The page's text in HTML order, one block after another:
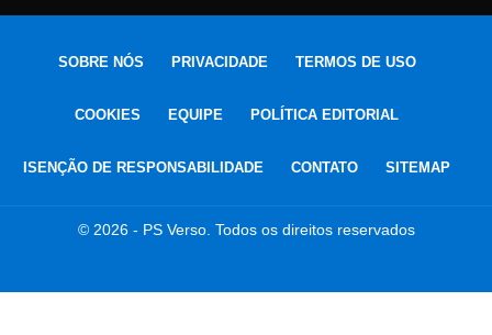
SOBRE NÓS PRIVACIDADE TERMOS DE USO
COOKIES EQUIPE POLÍTICA EDITORIAL
ISENÇÃO DE RESPONSABILIDADE CONTATO SITEMAP
© 2026 - PS Verso. Todos os direitos reservados